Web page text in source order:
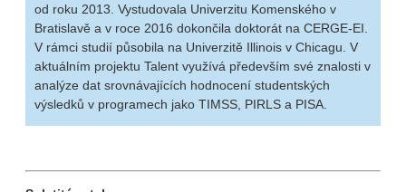
od roku 2013. Vystudovala Univerzitu Komenského v
Bratislavě a v roce 2016 dokončila doktorát na CERGE-EI.
V rámci studií působila na Univerzitě Illinois v Chicagu. V
aktuálním projektu Talent využívá především své znalosti v
analýze dat srovnávajících hodnocení studentských
výsledků v programech jako TIMSS, PIRLS a PISA.